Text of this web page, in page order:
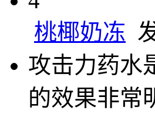
桃椰奶冻
攻击力药水
的效果非常